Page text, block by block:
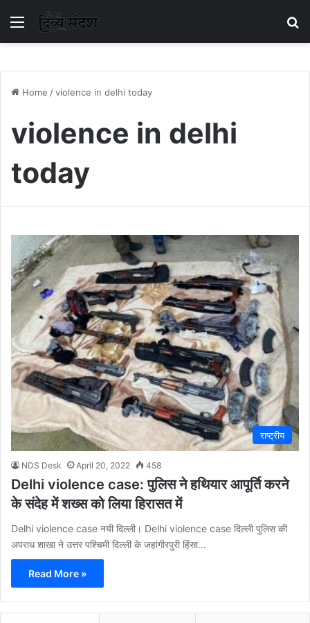
Menu
Home /violence in delhi today
violence in delhi
today
राष्ट्रीय
NDS Desk April 20, 2022 458
Delhi violence case: पुलिस ने हथियार आपूर्ति करने
के संदेह में शख्स को लिया हिरासत में
Delhi violence case नयी दिल्ली। Delhi violence case दिल्ली पुलिस की
अपराध शाखा ने उत्तर पश्चिमी दिल्ली के जहांगीरपुरी हिंसा…
Read More »